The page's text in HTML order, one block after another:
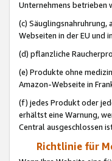
Unternehmens betrieben
(c)
Webseiten in der EU und
(d) pflanzliche
(e) Produkte ohne
Amazon-Webseite in
(f) jedes Produkt oder
erhältst eine Warnung,
Central ausgeschlossen
Richtlinie für